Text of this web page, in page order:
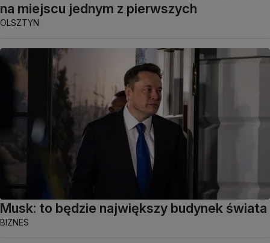
na miejscu jednym z pierwszych
OLSZTYN
Musk: to będzie największy budynek świata
BIZNES